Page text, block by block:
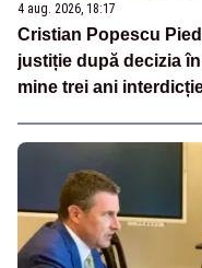
4 aug. 2026, 18:17
Cristian Popescu
justiție după decizia
mine trei ani